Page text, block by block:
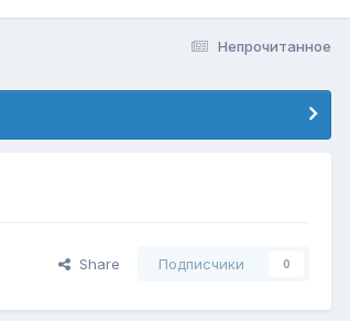
Непрочитанное
Share Подписчики 0